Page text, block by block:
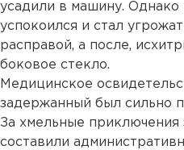
усадили в машину.
успокоился и стал
расправой, а после,
боковое стекло.
Медицинское
задержанный был сильно
За хмельные
составили